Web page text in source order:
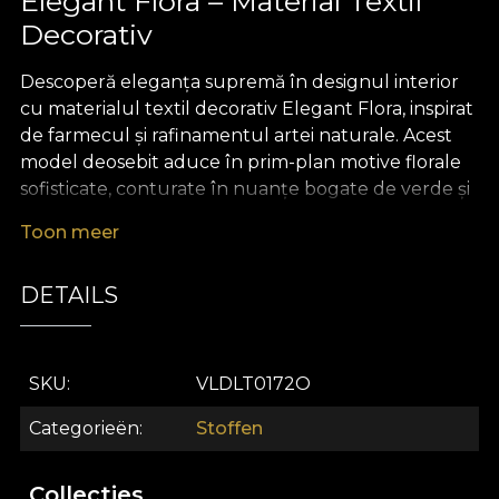
Decorativ
Descoperă eleganța supremă în designul interior
cu materialul textil decorativ Elegant Flora, inspirat
de farmecul și rafinamentul artei naturale. Acest
model deosebit aduce în prim-plan motive florale
sofisticate, conturate în nuanțe bogate de verde și
statement, modern și îndrăzneț. Ideal pentru cei
reflecte luxul discret al decorului premium,
Elegant Flora transformă orice încăpere într-o
Versatilitatea acestui material textil premium îl face
alegerea ideală pentru proiecte creative de design
interior: de la draperii elegante care filtrează
Toon meer
DETAILS
SKU VLDLT0172O
Categorieën Stoffen